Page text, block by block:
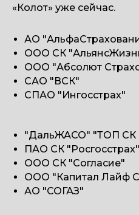
«Колот» уже сейчас.
АО
ООО СК
ООО "Абсолют
САО "ВСК"
СПАО "Ингосстрах"
"ДальЖАСО" "ТОП СК
ПАО СК "Росгосстрах"
ООО СК "Согласие"
ООО "Капитал Лайф
АО "СОГАЗ"